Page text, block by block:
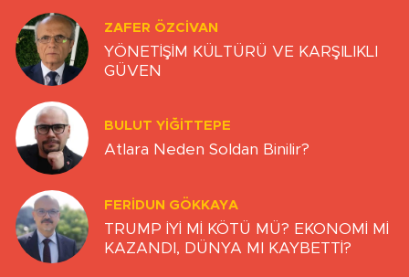
ZAFER ÖZCIVAN
YÖNETİŞİM KÜLTÜRÜ VE KARŞILIKLI
GÜVEN
BULUT YİĞİTTEPE
Atlara Neden Soldan Binilir?
FERIDUN GÖKKAYA
TRUMP İYİ Mİ KÖTÜ MÜ? EKONOMİ Mİ
KAZANDI, DÜNYA MI KAYBETTİ?